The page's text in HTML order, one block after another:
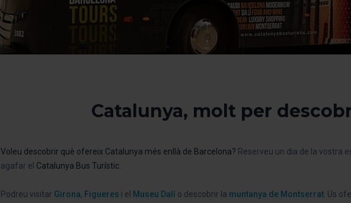
Catalunya, molt per
Voleu descobrir què ofereix Catalunya més enllà de Barcelona? Reserveu un dia de la vostra
agafar el Catalunya Bus Turístic.
Podreu visitar Girona, Figueres i el Museu Dalío descobrir la muntanya de Montserrat. Us